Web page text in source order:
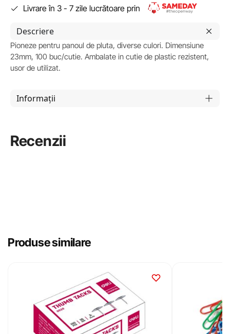
Livrare în 3 - 7 zile lucrătoare prin
Descriere
Pioneze pentru panoul de pluta, diverse culori. Dimensiune
23mm, 100 buc/cutie. Ambalate in cutie de plastic rezistent,
usor de utilizat.
Informații
Recenzii
Produse similare